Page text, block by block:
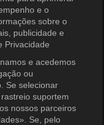
e o
sobre o
publicidade e
Privacidade
e acedemos
ou
Se selecionar
suportem
nossos parceiros
Se, pelo